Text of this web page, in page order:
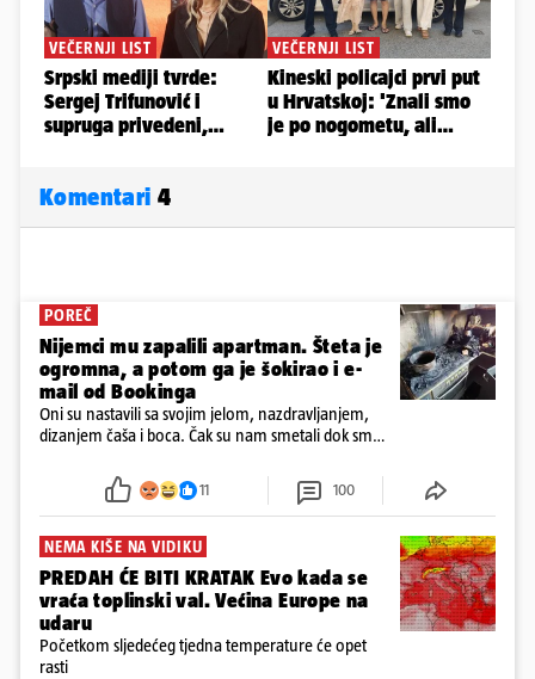
Komentari 4
POREČ
Nijemci mu zapalili apartman. Šteta je
ogromna, a potom ga je šokirao i e-
mail od Bookinga
Oni su nastavili sa svojim jelom, nazdravljanjem,
dizanjem čaša i boca. Čak su nam smetali dok smo
požar, rekao je vlasnik
11 100
NEMA KIŠE NA VIDIKU
PREDAH ĆE BITI KRATAK Evo kada se
vraća toplinski val. Većina Europe na
udaru
Početkom sljedećeg tjedna temperature će opet
rasti